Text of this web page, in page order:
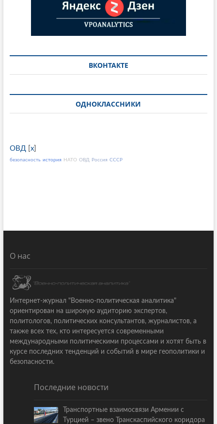
ВКОНТАКТЕ
ОДНОКЛАССНИКИ
ОВД x]
безопасность история НАТО ОВД Россия СССР
О нас
Интернет-журнал "Военно-политическая аналитика"
ориентирован на широкую аудиторию экспертов,
политологов, политических консультантов, журналистов, а
также всех тех, кто интересуется современными
международными политическими процессами и хотят быть в
курсе последних тенденций и событий в мире геополитики и
безопасности.
Последние новости
Транспортные взаимосвязи Армении с
Турцией – звено Транскаспийского коридора